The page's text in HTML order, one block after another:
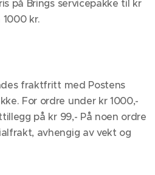
på Brings servicepakke til kr
kr.
fraktfritt med Postens
For ordre under kr 1000,-
på kr 99,- På noen ordre
avhengig av vekt og